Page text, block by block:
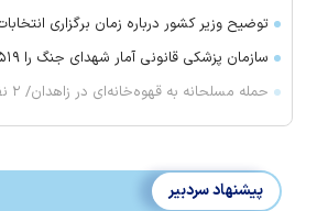
توضیح وزیر کشور درباره زمان برگزاری
سازمان پزشکی قانونی آمار شهدای جنگ را ۳۵۱۹ نفر اعلام کرد
حمله مسلحانه به قهوه‌خانه‌ای در زاهدان/ ۲ نفر جان باختند
پیشنهاد سردبیر